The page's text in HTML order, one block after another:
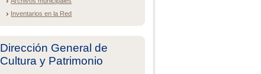
Inventarios en la Red
Dirección General de
Cultura y Patrimonio